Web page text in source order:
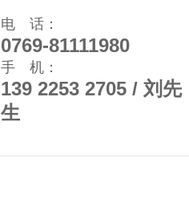
电 话：
0769-81111980
手 机：
139 2253 2705 / 刘先
生